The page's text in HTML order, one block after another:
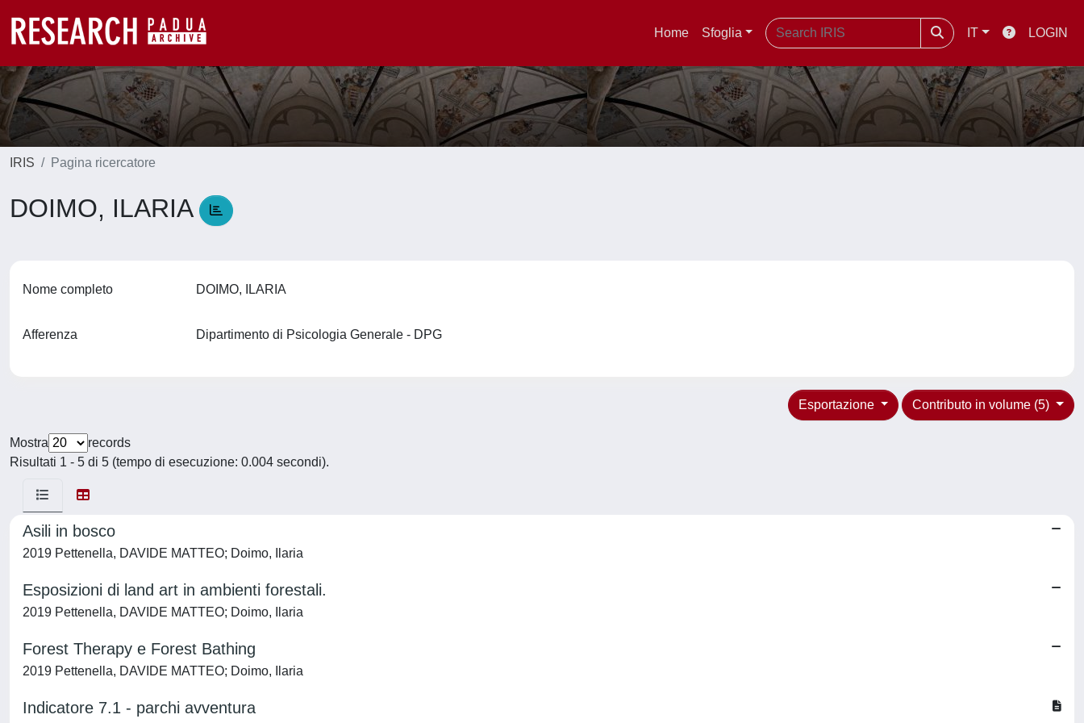
Home Sfoglia IT LOGIN
IRIS Pagina ricercatore
DOIMO, ILARIA
Nome completo DOIMO, ILARIA
Afferenza Dipartimento di Psicologia Generale - DPG
Contributo in volume (5)
Esportazione
Mostra
records
Risultati 1 - 5 di 5 (tempo di esecuzione: 0.004 secondi).
Asili in bosco
2019 Pettenella, DAVIDE MATTEO; Doimo, Ilaria
Esposizioni di land art in ambienti forestali.
2019 Pettenella, DAVIDE MATTEO; Doimo, Ilaria
Forest Therapy e Forest Bathing
2019 Pettenella, DAVIDE MATTEO; Doimo, Ilaria
Indicatore 7.1 - parchi avventura